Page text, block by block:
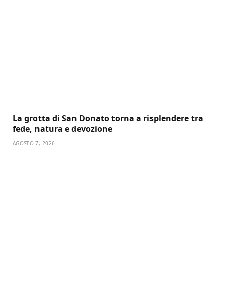
La grotta di San Donato torna a risplendere tra
fede, natura e devozione
AGOSTO 7, 2026